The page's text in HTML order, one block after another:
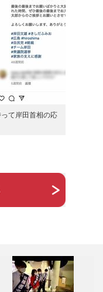
て岸田首相の応